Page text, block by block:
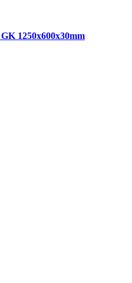
1250x600x30mm